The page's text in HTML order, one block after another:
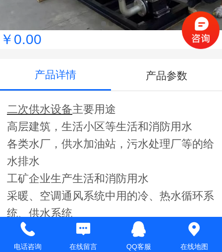
二次供水设备
￥0.00
产品详情 产品参数
二次供水设备主要用途
高层建筑，生活小区等生活和消防用水
各类水厂，供水加油站，污水处理厂等的给
水排水
工矿企业生产生活和消防用水
采暖、空调通风系统中用的冷、热水循环系
统、供水系统
农业排灌、园林喷洒系统和水暮水景的供水
原有给水系统如气压、水塔、高位水箱、自
电话咨询 在线留言 QQ客服 在线地图